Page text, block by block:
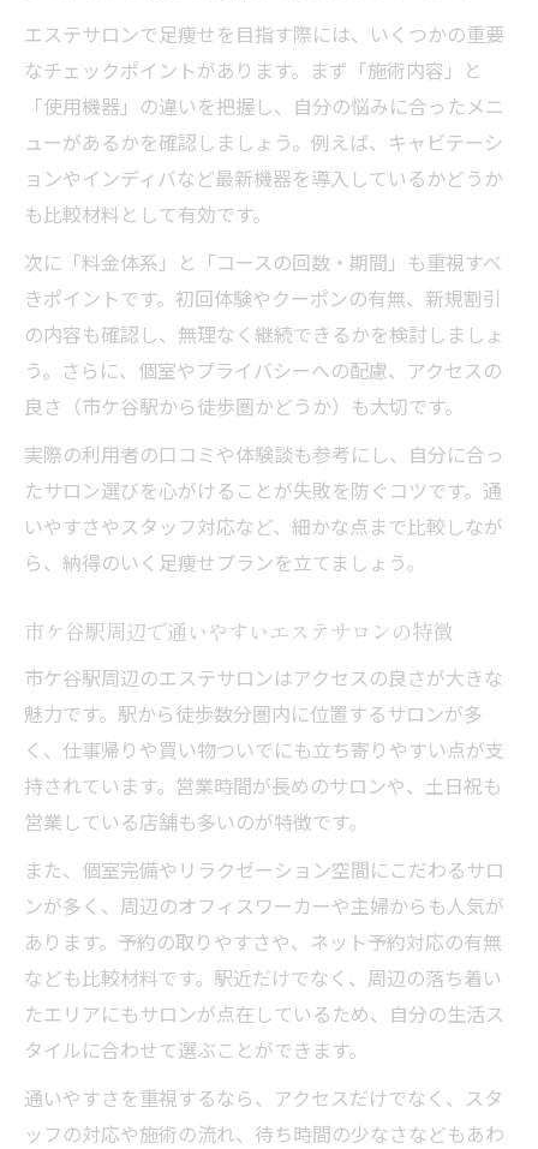
エステサロンで足痩せを目指す際には、いくつかの重要
なチェックポイントがあります。まず「施術内容」と
「使用機器」の違いを把握し、自分の悩みに合ったメニ
ューがあるかを確認しましょう。例えば、キャビテーシ
ョンやインディバなど最新機器を導入しているかどうか
も比較材料として有効です。
次に「料金体系」と「コースの回数・期間」も重視すべ
きポイントです。初回体験やクーポンの有無、新規割引
の内容も確認し、無理なく継続できるかを検討しましょ
う。さらに、個室やプライバシーへの配慮、アクセスの
良さ（市ケ谷駅から徒歩圏かどうか）も大切です。
実際の利用者の口コミや体験談も参考にし、自分に合っ
たサロン選びを心がけることが失敗を防ぐコツです。通
いやすさやスタッフ対応など、細かな点まで比較しなが
ら、納得のいく足痩せプランを立てましょう。
市ケ谷駅周辺で通いやすいエステサロンの特徴
市ケ谷駅周辺のエステサロンはアクセスの良さが大きな
魅力です。駅から徒歩数分圏内に位置するサロンが多
く、仕事帰りや買い物ついでにも立ち寄りやすい点が支
持されています。営業時間が長めのサロンや、土日祝も
営業している店舗も多いのが特徴です。
また、個室完備やリラクゼーション空間にこだわるサロ
ンが多く、周辺のオフィスワーカーや主婦からも人気が
あります。予約の取りやすさや、ネット予約対応の有無
なども比較材料です。駅近だけでなく、周辺の落ち着い
たエリアにもサロンが点在しているため、自分の生活ス
タイルに合わせて選ぶことができます。
通いやすさを重視するなら、アクセスだけでなく、スタ
ッフの対応や施術の流れ、待ち時間の少なさなどもあわ